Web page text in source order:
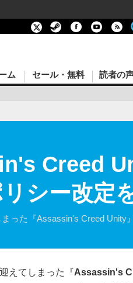
ム セール・無料 読者の
Creed
シー改定
った『Assassin's Creed
えてしまった『Assassin's